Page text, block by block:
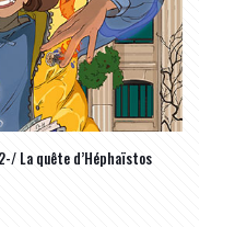
La quête d’Héphaïstos